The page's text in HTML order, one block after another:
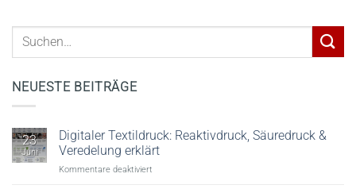
NEUESTE BEITRÄGE
23
Juni
Digitaler Textildruck: Reaktivdruck, Säuredruck &
Veredelung erklärt
Kommentare deaktiviert